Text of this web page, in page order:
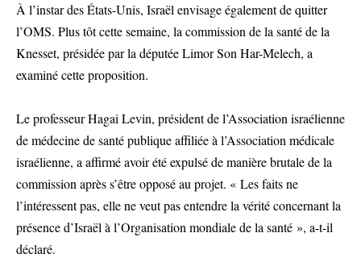
À l’instar des États-Unis, Israël envisage également de quitter
l’OMS. Plus tôt cette semaine, la commission de la santé de la
Knesset, présidée par la députée Limor Son Har-Melech, a
examiné cette proposition.
Le professeur Hagai Levin, président de l’Association israélienne
de médecine de santé publique affiliée à l’Association médicale
israélienne, a affirmé avoir été expulsé de manière brutale de la
commission après s’être opposé au projet. « Les faits ne
l’intéressent pas, elle ne veut pas entendre la vérité concernant la
présence d’Israël à l’Organisation mondiale de la santé », a-t-il
déclaré.